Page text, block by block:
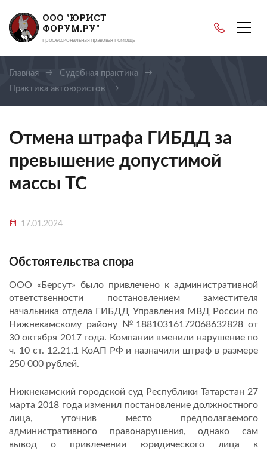
ООО "ЮРИСТ
ФОРУМ.РУ"
профессиональная правовая помощь
Главная
Судебная практика
Практика автоюристов
Отмена штрафа ГИБДД за превышение допустимой
Отмена штрафа ГИБДД за
превышение допустимой
массы ТС
17.01.2024
Обстоятельства спора
ООО «Берсут» было привлечено к административной
ответственности постановлением заместителя
начальника отдела ГИБДД Управления МВД России по
Нижнекамскому району №18810316172068632828 от
30 октября 2017 года. Компании вменили нарушение по
ч. 10 ст. 12.21.1 КоАП РФ и назначили штраф в размере
250 000 рублей.
Нижнекамский городской суд Республики Татарстан 27
марта 2018 года изменил постановление должностного
лица, уточнив место предполагаемого
административного правонарушения, однако сам
вывод о привлечении юридического лица к